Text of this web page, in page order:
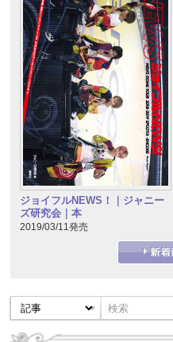
ジョイフルNEWS！｜ジャニー
ズ研究会｜本
2019/03/11発売